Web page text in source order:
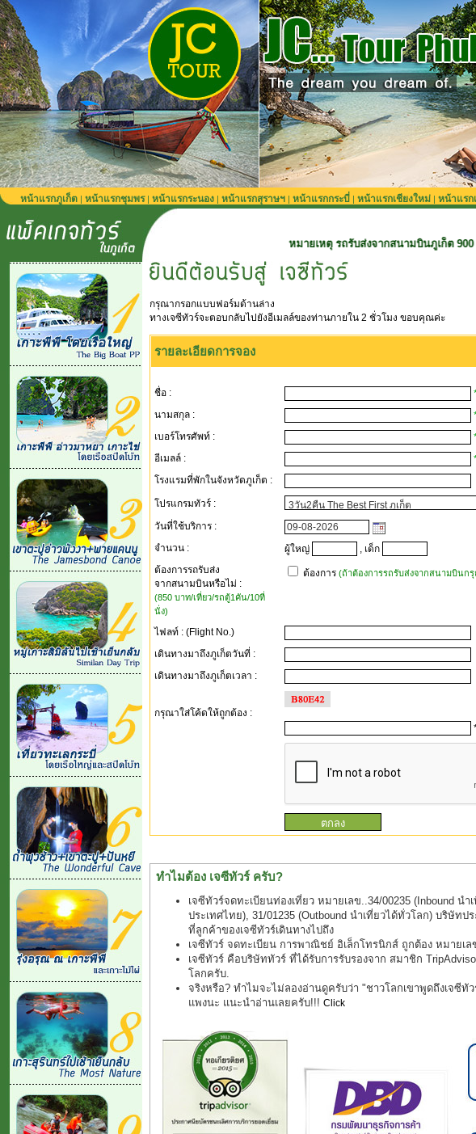
หน้าแรกภูเก็ต | หน้าแรกชุมพร| หน้าแรกระนอง | หน้าแรกสุราษฯ | หน้าแรกกระบี่ | หน้าแรกเชียงใหม่ | หน้าแรก
หมายเหตุ รถรับส่งจากสนามบินภูเก็ต 900 บาท/เที่ยว/
กรุณากรอกแบบฟอร์มด้านล่าง
ทางเจซีทัวร์จะตอบกลับไปยังอีเมลล์ของท่านภายใน 2 ชั่วโมง ขอบคุณค่ะ
รายละเอียดการจอง
ชื่อ :
นามสกุล :
เบอร์โทรศัพท์ :
อีเมลล์ :
โรงแรมที่พักในจังหวัดภูเก็ต :
โปรแกรมทัวร์ :
วันที่ใช้บริการ :
จำนวน :
ผู้ใหญ่
, เด็ก
ต้องการรถรับส่ง
จากสนามบินหรือไม่ :
(850 บาท/เที่ยว/รถตู้1คัน/10ที่
นั่ง)
ต้องการ (ถ้าต้องการรถรับส่งจากสนามบินก
ไฟลท์ : (Flight No.)
เดินทางมาถึงภูเก็ตวันที่ :
เดินทางมาถึงภูเก็ตเวลา :
กรุณาใส่โค้ดให้ถูกต้อง :
ทำไมต้อง เจซีทัวร์ ครับ?
เจซีทัวร์จดทะเบียนท่องเที่ยว หมายเลข..34/00235 (Inbound นำ
ประเทศไทย), 31/01235 (Outbound นำเที่ยวได้ทั่วโลก) บริษัท
ที่ลูกค้าของเจซีทัวร์เดินทางไปถึง
เจซีทัวร์ จดทะเบียน การพาณิชย์ อิเล็กโทรนิกส์ ถูกต้อง หมายเล
เจซีทัวร์ คือบริษัททัวร์ ที่ได้รับการรับรองจาก สมาชิก
โลกครับ.
จริงหรือ? ทำไมจะไม่ลองอ่านดูครับว่า "ชาวโลกเขาพูดถึงเจซีทั
แพงนะ แนะนำอ่านเลยครับ!!! Click